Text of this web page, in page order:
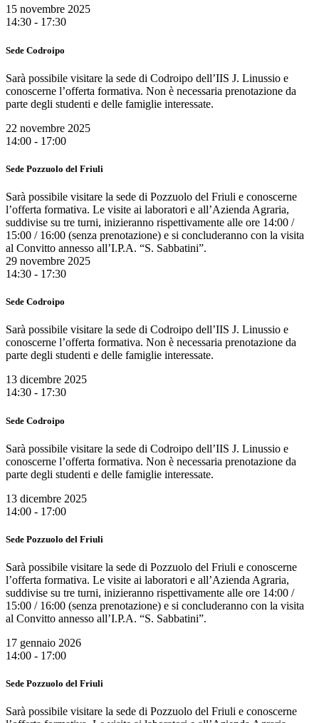
15 novembre 2025
14:30 - 17:30
Sede Codroipo
Sarà possibile visitare la sede di Codroipo dell’IIS J. Linussio e
conoscerne l’offerta formativa. Non è necessaria prenotazione da
parte degli studenti e delle famiglie interessate.
22 novembre 2025
14:00 - 17:00
Sede Pozzuolo del Friuli
Sarà possibile visitare la sede di Pozzuolo del Friuli e conoscerne
l’offerta formativa. Le visite ai laboratori e all’Azienda Agraria,
suddivise su tre turni, inizieranno rispettivamente alle ore 14:00 /
15:00 / 16:00 (senza prenotazione) e si concluderanno con la visita
al Convitto annesso all’I.P.A. “S. Sabbatini”.
29 novembre 2025
14:30 - 17:30
Sede Codroipo
Sarà possibile visitare la sede di Codroipo dell’IIS J. Linussio e
conoscerne l’offerta formativa. Non è necessaria prenotazione da
parte degli studenti e delle famiglie interessate.
13 dicembre 2025
14:30 - 17:30
Sede Codroipo
Sarà possibile visitare la sede di Codroipo dell’IIS J. Linussio e
conoscerne l’offerta formativa. Non è necessaria prenotazione da
parte degli studenti e delle famiglie interessate.
13 dicembre 2025
14:00 - 17:00
Sede Pozzuolo del Friuli
Sarà possibile visitare la sede di Pozzuolo del Friuli e conoscerne
l’offerta formativa. Le visite ai laboratori e all’Azienda Agraria,
suddivise su tre turni, inizieranno rispettivamente alle ore 14:00 /
15:00 / 16:00 (senza prenotazione) e si concluderanno con la visita
al Convitto annesso all’I.P.A. “S. Sabbatini”.
17 gennaio 2026
14:00 - 17:00
Sede Pozzuolo del Friuli
Sarà possibile visitare la sede di Pozzuolo del Friuli e conoscerne